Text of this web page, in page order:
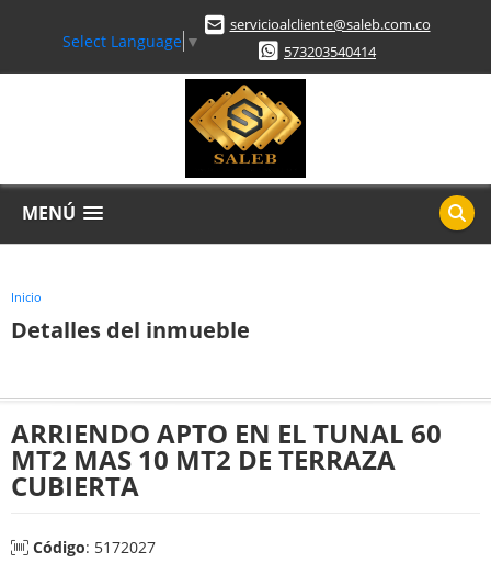
Select Language ▼
servicioalcliente@saleb.com.co
573203540414
MENÚ
Inicio
Detalles del inmueble
ARRIENDO APTO EN EL TUNAL 60
MT2 MAS 10 MT2 DE TERRAZA
CUBIERTA
Código: 5172027